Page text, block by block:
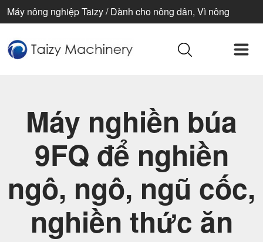
Máy nông nghiệp Taizy / Dành cho nông dân, Vì nông
Máy nghiền búa
9FQ để nghiền
ngô, ngô, ngũ cốc,
nghiền thức ăn